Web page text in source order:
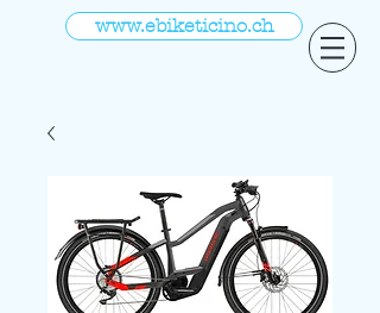
www.ebiketicino.ch